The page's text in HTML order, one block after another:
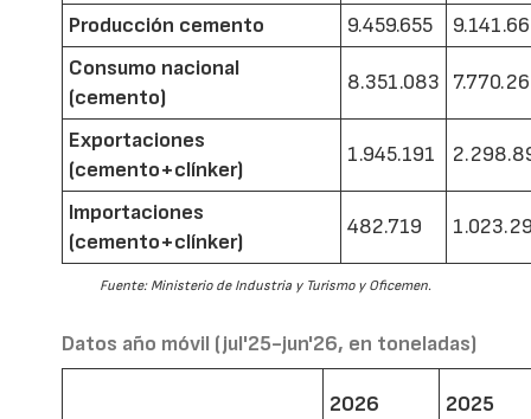
Producción cemento 9.459.655
Consumo nacional
(cemento)
8.351.083
Exportaciones
(cemento+clínker)
1.945.191
Importaciones
(cemento+clínker)
482.719
Fuente: Ministerio de Industria y Turismo y Oficemen.
Datos año móvil (jul'25-jun'26, en toneladas)
2026 2025